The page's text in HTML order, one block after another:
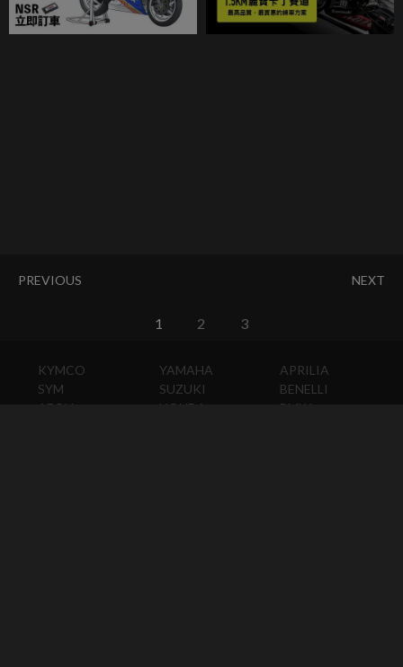
PREVIOUS NEXT
1 2 3
KYMCO
SYM
AEON
YAMAHA
SUZUKI
HONDA
APRILIA
BENELLI
BMW